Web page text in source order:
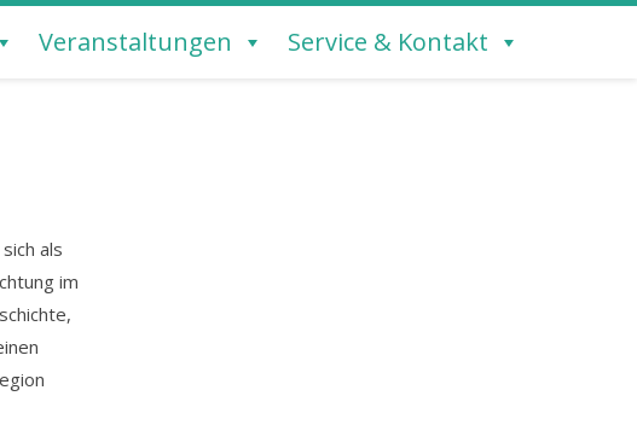
Veranstaltungen Service & Kontakt
als
im